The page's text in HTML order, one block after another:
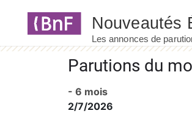
Parutions du
- 6 mois
2/7/2026